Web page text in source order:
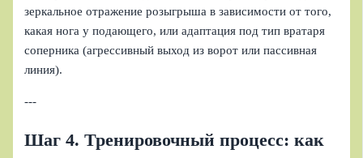
зеркальное отражение розыгрыша в зависимости от того,
какая нога у подающего, или адаптация под тип вратаря
соперника (агрессивный выход из ворот или пассивная
линия).
---
Шаг 4. Тренировочный процесс: как